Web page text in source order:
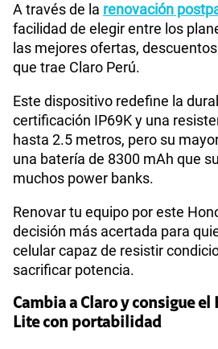
A través de la renovación
facilidad de elegir entre los
las mejores ofertas,
que trae Claro Perú.
Este dispositivo redefine la
certificación IP69K y una
hasta 2.5 metros, pero su
una batería de 8300 mAh que
muchos power banks.
Renovar tu equipo por este
decisión más acertada para
celular capaz de resistir
sacrificar potencia.
Cambia a Claro y consigue
Lite con portabilidad